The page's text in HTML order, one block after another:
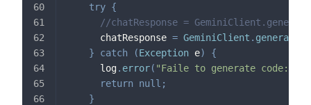
try {
//chatResponse =
      chatResponse
= GeminiClient . generate
}
catch (Exception e)
{
      log
. error( "Faile to generate code:{}"
return null ;
}